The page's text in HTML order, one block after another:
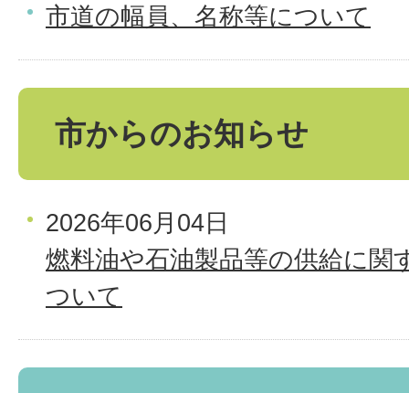
市道の幅員、名称等について
市からのお知らせ
2026年06月04日
燃料油や石油製品等の供給に関
ついて